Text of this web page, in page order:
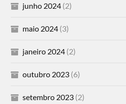
junho 2024 (2)
maio 2024 (3)
janeiro 2024 (2)
outubro 2023 (6)
setembro 2023 (2)